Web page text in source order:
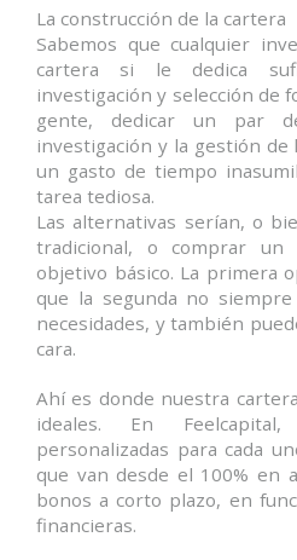
La construcción de la cartera
Sabemos que cualquier
cartera si le dedica
investigación y selección de
gente, dedicar un par
investigación y la gestión de
un gasto de tiempo
tarea tediosa.
Las alternativas serían, o
tradicional, o comprar un
objetivo básico. La primera
que la segunda no
necesidades, y también
cara.
Ahí es donde nuestra
ideales. En
personalizadas para cada
que van desde el 100% en
bonos a corto plazo, en
financieras.